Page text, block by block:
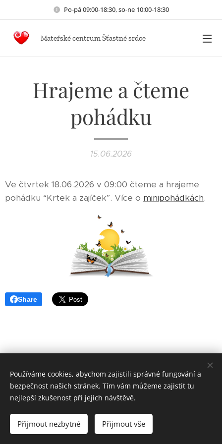
Po-pá 09:00-18:30, so-ne 10:00-18:30
Mateřské centrum Šťastné srdce
Hrajeme a čteme
pohádku
15.06.2026
Ve čtvrtek 18.06.2026 v 09:00 čteme a hrajeme
pohádku “Krtek a zajíček”. Více o minipohádkách.
Share
© 2025Radost a smích -Mateřské centrum. Všechna práva
na srandičky vyhrazena.
Vytvořeno službou Webnode
Používáme cookies, abychom zajistili správné fungování a
bezpečnost našich stránek. Tím vám můžeme zajistit tu
nejlepší zkušenost při jejich návštěvě.
Přijmout nezbytné Přijmout vše